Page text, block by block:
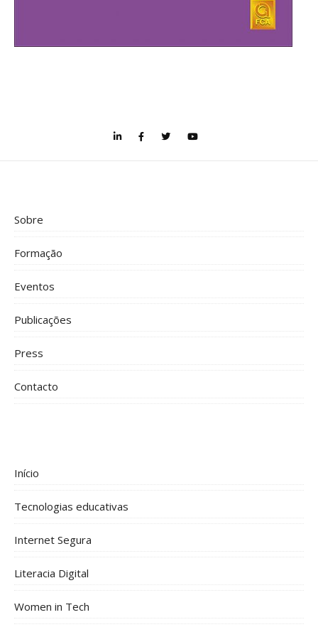
Sobre
Formação
Eventos
Publicações
Press
Contacto
Início
Tecnologias educativas
Internet Segura
Literacia Digital
Women in Tech